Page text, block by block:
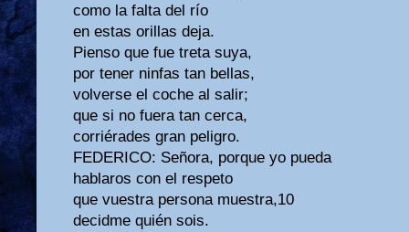
como la falta del río
en estas orillas deja.
Pienso que fue treta suya,
por tener ninfas tan bellas,
volverse el coche al salir;
que si no fuera tan cerca,
corriérades gran peligro.
FEDERICO: Señora, porque yo pueda
hablaros con el respeto
que vuestra persona muestra,10
decidme quién sois.